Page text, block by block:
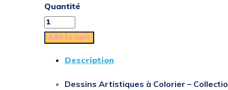
Quantité
Add to cart
Description
Dessins Artistiques à Colorier –